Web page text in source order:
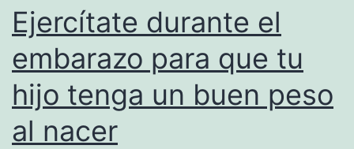
Ejercítate durante el
embarazo para que tu
hijo tenga un buen peso
al nacer